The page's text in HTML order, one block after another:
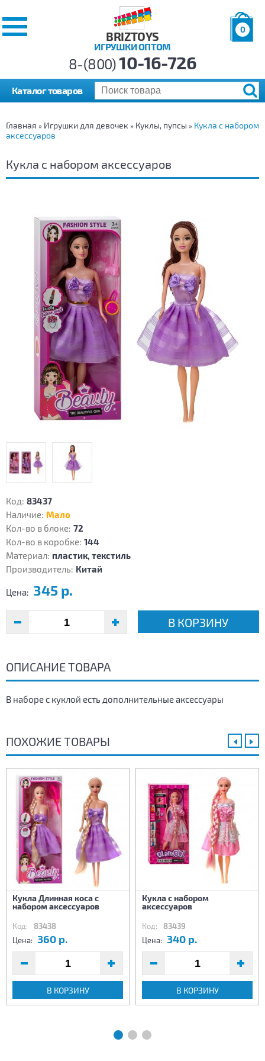
BRIZTOYS
ИГРУШКИ ОПТОМ
0
р.
8-(800)10-16-726
Каталог товаров
Главная » Игрушки для девочек » Куклы, пупсы » Кукла с набором
аксессуаров
Кукла с набором аксессуаров
Код: 83437
Наличие: Мало
Кол-во в блоке: 72
Кол-во в коробке: 144
Материал: пластик, текстиль
Производитель: Китай
Цена: 345 р.
В КОРЗИНУ
ОПИСАНИЕ ТОВАРА
В наборе с куклой есть дополнительные аксессуары
ПОХОЖИЕ ТОВАРЫ
Кукла Длинная коса с
набором аксессуаров
Код: 83438
Цена: 360 р.
В КОРЗИНУ
Кукла с набором
аксессуаров
Код: 83439
Цена: 340 р.
В КОРЗИНУ